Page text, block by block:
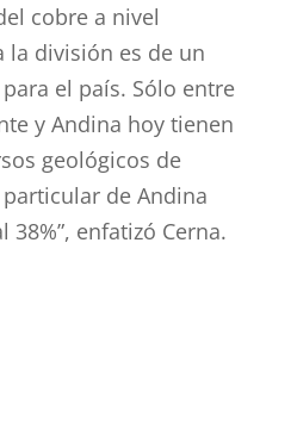
cobre a nivel
la división es de un
el país. Sólo entre
y Andina hoy tienen
geológicos de
de Andina
enfatizó Cerna.